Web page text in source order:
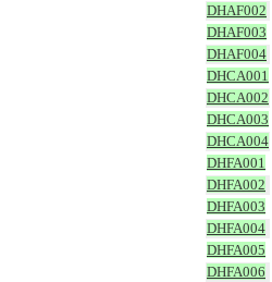
DHAF002
DHAF003
DHAF004
DHCA001
DHCA002
DHCA003
DHCA004
DHFA001
DHFA002
DHFA003
DHFA004
DHFA005
DHFA006